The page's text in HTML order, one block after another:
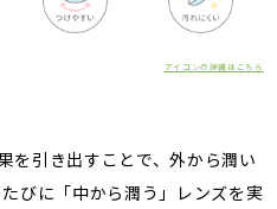
アイコンの詳細はこちら
を引き出すことで、外から潤い
びに「中から潤う」レンズを実